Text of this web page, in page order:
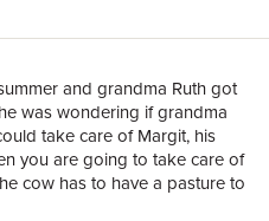
and grandma Ruth got
was wondering if grandma
take care of Margit, his
you are going to take care of
cow has to have a pasture to
protected when it rains. Its a